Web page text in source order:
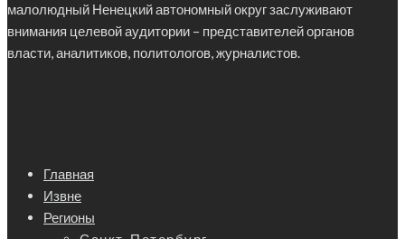
малолюдный Ненецкий автономный округ заслуживают
внимания целевой аудитории – представителей органов
власти, аналитиков, политологов, журналистов.
Главная
Извне
Регионы